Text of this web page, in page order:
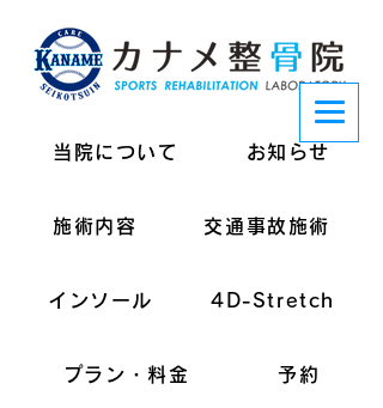
当院について お知らせ
施術内容 交通事故施術
インソール 4D-Stretch
プラン・料金 予約